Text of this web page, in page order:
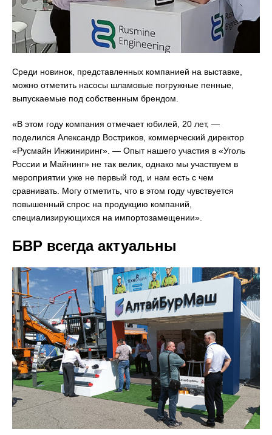
Среди новинок, представленных компанией на выставке,
можно отметить насосы шламовые погружные пенные,
выпускаемые под собственным брендом.
«В этом году компания отмечает юбилей, 20 лет, —
поделился Александр Востриков, коммерческий директор
«Русмайн Инжиниринг». — Опыт нашего участия в «Уголь
России и Майнинг» не так велик, однако мы участвуем в
мероприятии уже не первый год, и нам есть с чем
сравнивать. Могу отметить, что в этом году чувствуется
повышенный спрос на продукцию компаний,
специализирующихся на импортозамещении».
БВР всегда актуальны